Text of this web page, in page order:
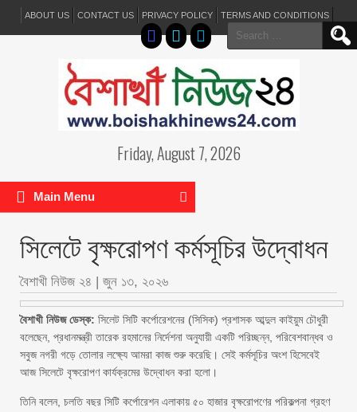
ABOUT US CONTACT US PRIVACY POLICY TERMS AND CONDITIONS
Search
for:
Friday, August 7, 2026
Main Menu
সিলেটে বৃক্ষরোপণ কর্মসূচির উদ্বোধন
বৈশাখী নিউজ ২৪ | জুন ১৩, ২০২৬
বৈশাখী নিউজ ডেস্ক: সিলেট সিটি কর্পোরেশনের (সিসিক) প্রশাসক আব্দুল কাইয়ুম চৌধুরী
বলেছেন, প্রধানমন্ত্রী তারেক রহমানের নির্দেশনা অনুযায়ী একটি পরিচ্ছন্ন, পরিবেশবান্ধব ও
সবুজ নগরী গড়ে তোলার লক্ষ্যে আমরা কাজ শুরু করেছি। সেই কর্মসূচির অংশ হিসেবেই
আজ সিলেটে বৃক্ষরোপণ কার্যক্রমের উদ্বোধন করা হলো।
তিনি বলেন, চলতি বছর সিটি কর্পোরেশন এলাকায় ৫০ হাজার বৃক্ষরোপণের পরিকল্পনা গ্রহণ